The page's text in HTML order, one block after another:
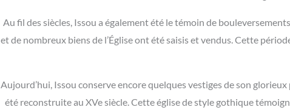
Au fil des siècles, Issou a également été le témoin de
et de nombreux biens de l’Église ont été saisis et vendus. Cette
Aujourd’hui, Issou conserve encore quelques vestiges de son
été reconstruite au XVe siècle. Cette église de style gothique